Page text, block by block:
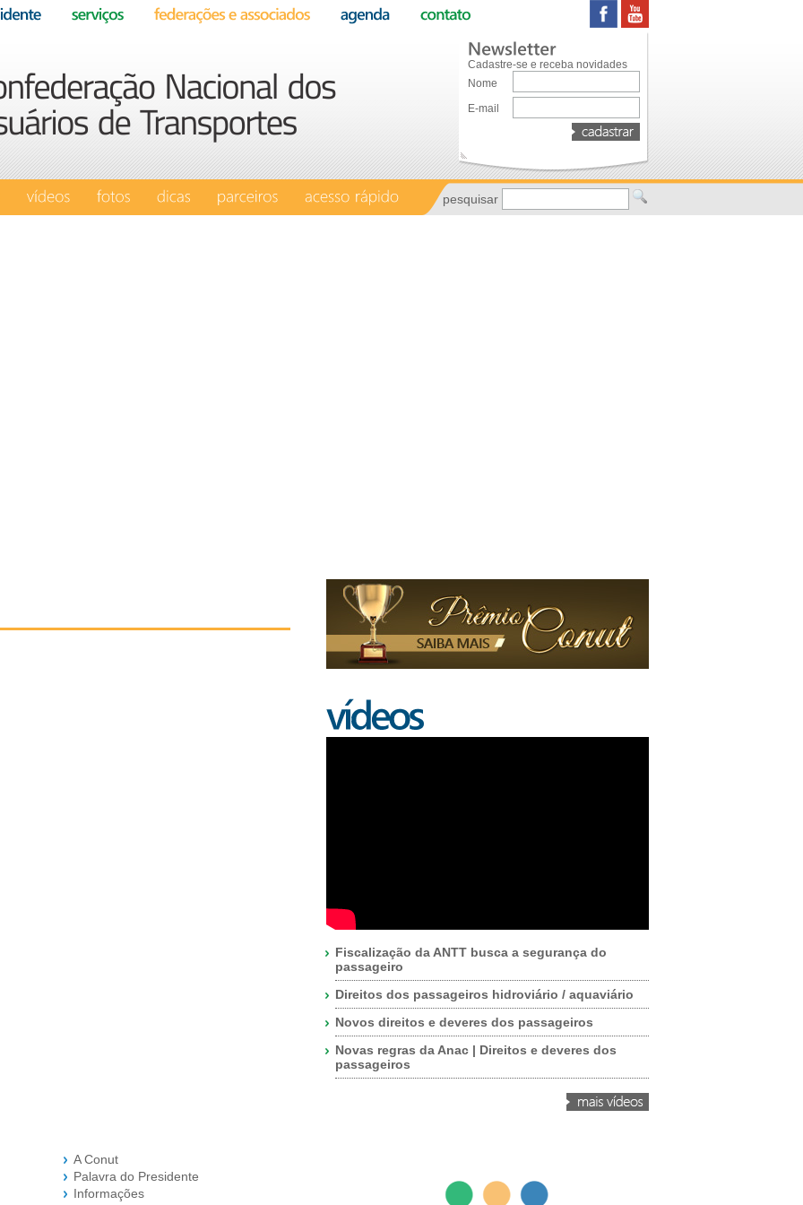
Cadastre-se e receba novidades
Nome
E-mail
pesquisar
Fiscalização da ANTT busca a segurança do
passageiro
Direitos dos passageiros hidroviário / aquaviário
Novos direitos e deveres dos passageiros
Novas regras da Anac | Direitos e deveres dos
passageiros
A Conut
Palavra do Presidente
Informações